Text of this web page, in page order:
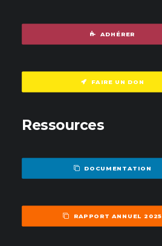
ADHÉRER
FAIRE UN DON
Ressources
DOCUMENTATION
RAPPORT ANNUEL 2025